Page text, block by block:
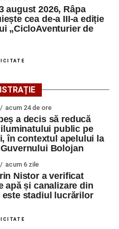
de a demonstra că pasiunea
orice graniță. În drumul său
Pablo este sprijinit și de
Construct SRL, care îi
Moise, Radac, Moș,
și Ghițan. Nicola a
a formației din Sebeș, care
august 2026, Râpa
cea de-a III-a ediție
„CicloAventurier de
acum 24 de ore
a decis să reducă
public pe
în contextul apelului la
Bolojan
acum 6 zile
Nistor a verificat
apă și canalizare din
este stadiul lucrărilor